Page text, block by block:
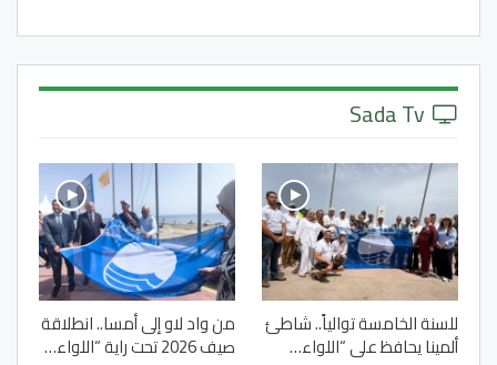
للسنة الخامسة توالياً.. شاطئ
ألمينا يحافظ على “اللواء…
من واد لاو إلى أمسا.. انطلاقة
صيف 2026 تحت راية “اللواء…